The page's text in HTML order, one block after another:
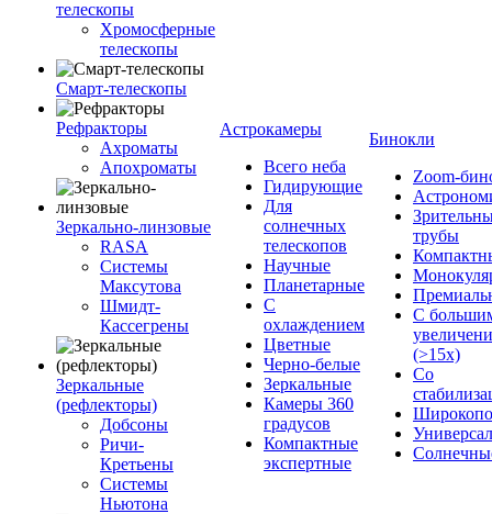
телескопы
Хромосферные
телескопы
Смарт-телескопы
Рефракторы
Ахроматы
Апохроматы
Зеркально-линзовые
RASA
Системы
Максутова
Шмидт-
Кассегрены
Зеркальные
(рефлекторы)
Добсоны
Ричи-
Кретьены
Системы
Ньютона
Астрокамеры
Всего неба
Гидирующие
Для
солнечных
телескопов
Научные
Планетарные
С
охлаждением
Цветные
Черно-белые
Зеркальные
Камеры 360
градусов
Компактные
экспертные
Бинокли
Zoom-
трубы
С
(>15x)
Со